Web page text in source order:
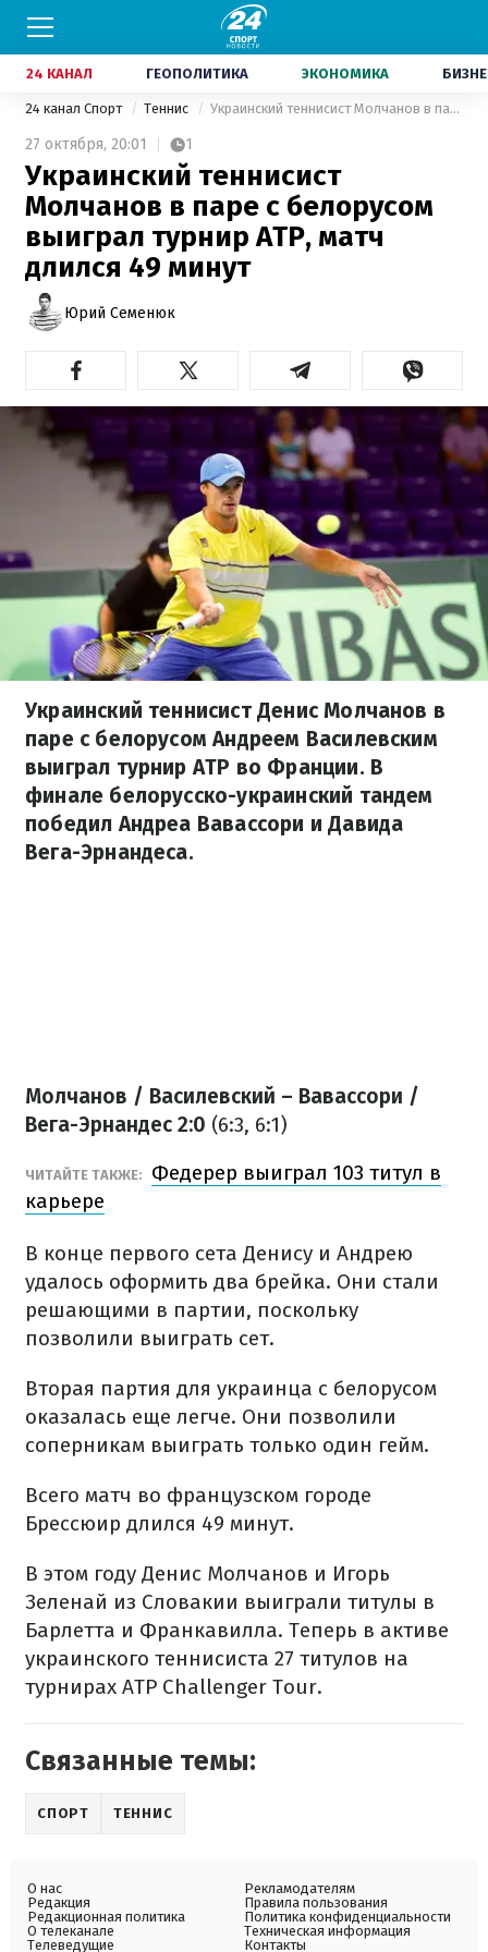
24 КАНАЛ ГЕОПОЛИТИКА ЭКОНОМИКА
24 канал Спорт Теннис Украинский теннисист Молчанов в паре с белорусом выиграл турнир ATP, матч длился 49 минут
27 октября, 20:01 1
Украинский теннисист
Молчанов в паре с белорусом
выиграл турнир ATP, матч
длился 49 минут
Юрий Семенюк
Украинский теннисист Денис Молчанов в
паре с белорусом Андреем Василевским
выиграл турнир ATP во Франции. В
финале белорусско-украинский тандем
победил Андреа Вавассори и Давида
Вега-Эрнандеса.
Молчанов / Василевский – Вавассори /
Вега-Эрнандес 2:0 (6:3, 6:1)
ЧИТАЙТЕ ТАКЖЕ:
Федерер выиграл 103 титул в
карьере
В конце первого сета Денису и Андрею
удалось оформить два брейка. Они стали
решающими в партии, поскольку
позволили выиграть сет.
Вторая партия для украинца с белорусом
оказалась еще легче. Они позволили
соперникам выиграть только один гейм.
Всего матч во французском городе
Брессюир длился 49 минут.
В этом году Денис Молчанов и Игорь
Зеленай из Словакии выиграли титулы в
Барлетта и Франкавилла. Теперь в активе
украинского теннисиста 27 титулов на
турнирах ATP Challenger Tour.
Связанные темы:
СПОРТ ТЕННИС
О нас
Редакция
Редакционная политика
О телеканале
Телеведущие
Рекламодателям
Правила пользования
Политика конфиденциальности
Техническая информация
Контакты